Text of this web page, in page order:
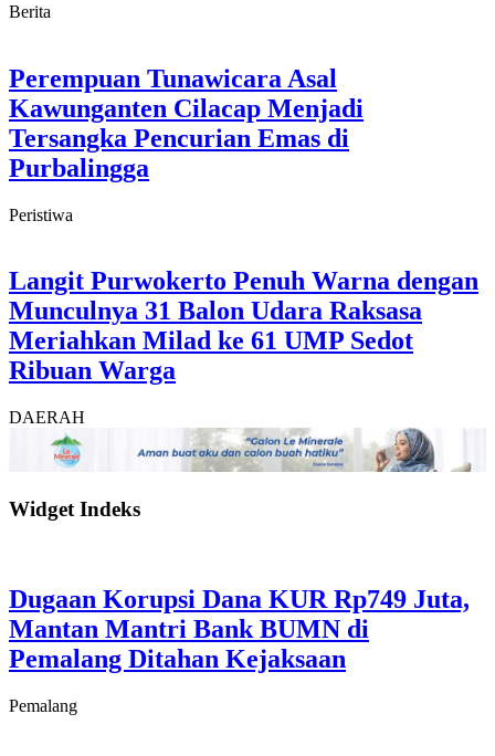
Berita
Perempuan Tunawicara Asal
Kawunganten Cilacap Menjadi
Tersangka Pencurian Emas di
Purbalingga
Peristiwa
Langit Purwokerto Penuh Warna dengan
Munculnya 31 Balon Udara Raksasa
Meriahkan Milad ke 61 UMP Sedot
Ribuan Warga
DAERAH
Widget Indeks
Dugaan Korupsi Dana KUR Rp749 Juta,
Mantan Mantri Bank BUMN di
Pemalang Ditahan Kejaksaan
Pemalang